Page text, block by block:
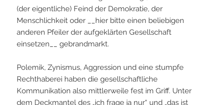
(der eigentliche) Feind der Demokratie, der
Menschlichkeit oder __hier bitte einen beliebigen
anderen Pfeiler der aufgeklärten Gesellschaft
einsetzen__ gebrandmarkt.
Polemik, Zynismus, Aggression und eine stumpfe
Rechthaberei haben die gesellschaftliche
Kommunikation also mittlerweile fest im Griff. Unter
dem Deckmantel des „ich frage ja nur“ und „das ist